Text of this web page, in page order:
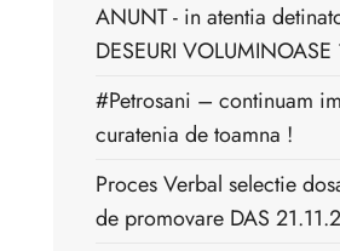
ANUNT - in atentia
DESEURI
#Petrosani – continuam
curatenia de toamna !
Proces Verbal selectie
de promovare DAS